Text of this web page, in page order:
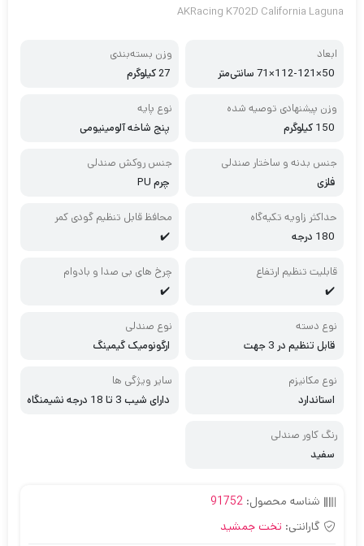
AKRacing K702D California Laguna
ابعاد
50×112-121×71 سانتی‌متر
وزن بسته‌بندی
27 کیلوگرم
وزن پیشنهادی توصیه شده
150 کیلوگرم
نوع پایه
پنج شاخه آلومینیومی
جنس بدنه و ساختار صندلی
فلزی
جنس روکش صندلی
چرم PU
حداکثر زاویه تکیه‌گاه
180 درجه
محافظ قابل تنظیم گودی کمر
✔️
قابلیت تنظیم ارتفاع
✔️
چرخ های بی صدا و بادوام
✔️
نوع دسته
قابل تنظیم در 3 جهت
نوع صندلی
ارگونومیک گیمینگ
نوع مکانیزم
استاندارد
سایر ویژگی ها
دارای شیب 3 تا 18 درجه نشیمنگاه
رنگ کاور صندلی
سفید
شناسه محصول: 91752
گارانتی: تخت جمشید